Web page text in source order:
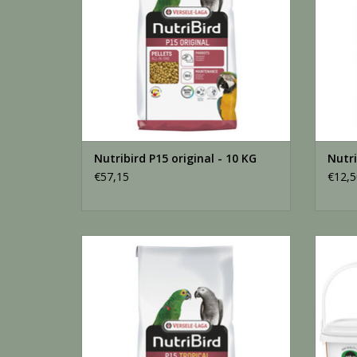
Nutribird P15 original - 10 KG
€57,15
Nutribird P15 tropical - 10 KG